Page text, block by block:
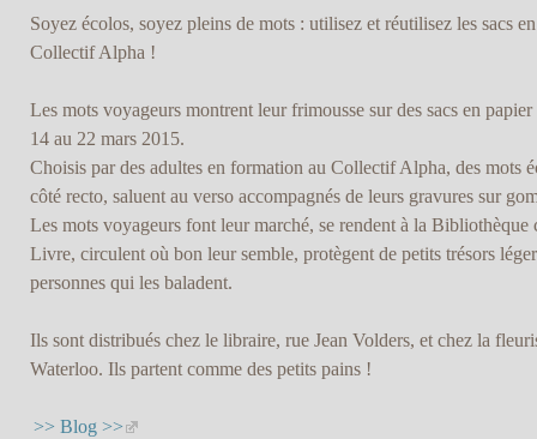
Soyez écolos, soyez pleins de mots : utilisez et réutilisez les sacs
Collectif Alpha !
Les mots voyageurs montrent leur frimousse sur des sacs en
14 au 22 mars 2015.
Choisis par des adultes en formation au Collectif Alpha, des mots
côté recto, saluent au verso accompagnés de leurs gravures sur
Les mots voyageurs font leur marché, se rendent à la
Livre, circulent où bon leur semble, protègent de petits trésors
personnes qui les baladent.
Ils sont distribués chez le libraire, rue Jean Volders, et chez la
Waterloo. Ils partent comme des petits pains !
>> Blog >>